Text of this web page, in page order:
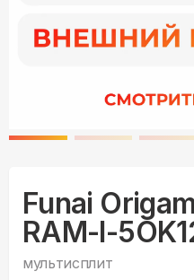
Funai
RAM-I-
мультисплит